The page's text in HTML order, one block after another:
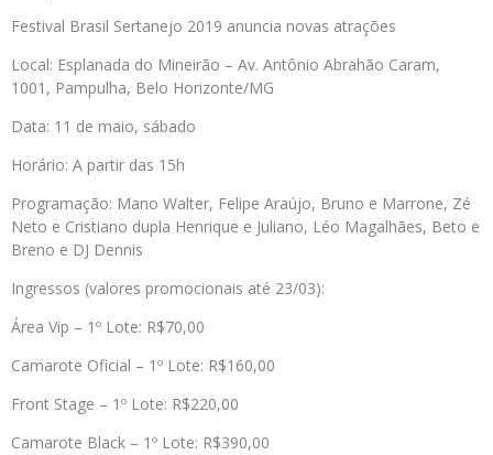
Festival Brasil Sertanejo 2019 anuncia novas atrações
Local: Esplanada do Mineirão – Av. Antônio Abrahão Caram,
1001, Pampulha, Belo Horizonte/MG
Data: 11 de maio, sábado
Horário: A partir das 15h
Programação: Mano Walter, Felipe Araújo, Bruno e Marrone, Zé
Neto e Cristiano dupla Henrique e Juliano, Léo Magalhães, Beto e
Breno e DJ Dennis
Ingressos (valores promocionais até 23/03):
Área Vip – 1º Lote: R$70,00
Camarote Oficial – 1º Lote: R$160,00
Front Stage – 1º Lote: R$220,00
Camarote Black – 1º Lote: R$390,00